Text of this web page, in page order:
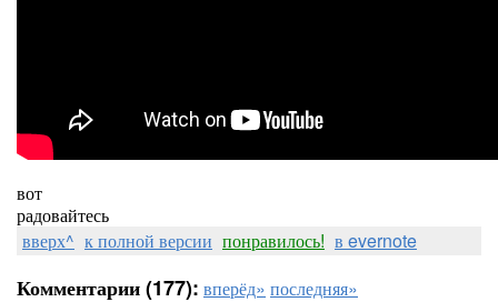
вот
радовайтесь
вверх^ к полной версии понравилось! в evernote
Комментарии (177): вперёд» последняя»